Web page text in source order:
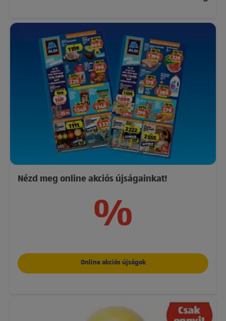
Nézd meg online akciós újságainkat!
%
Online akciós újságok